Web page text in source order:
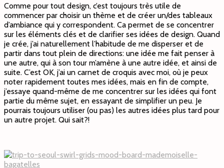
Comme pour tout design, c’est toujours très utile de
commencer par choisir un thème et de créer un/des tableaux
d’ambiance qui y correspondent. Ca permet de se concentrer
sur les éléments clés et de clarifier ses idées de design. Quand
je crée, j’ai naturellement l’habitude de me disperser et de
partir dans tout plein de directions: une idée me fait penser à
une autre, qui à son tour m’amène à une autre idée, et ainsi de
suite. C’est OK, j’ai un carnet de croquis avec moi, où je peux
noter rapidement toutes mes idées, mais en fin de compte,
j’essaye quand-même de me concentrer sur les idées qui font
partie du même sujet, en essayant de simplifier un peu. Je
pourrais toujours utiliser (ou pas) les autres idées plus tard pour
un autre projet. Qui sait?!